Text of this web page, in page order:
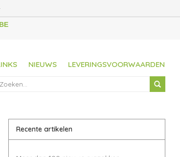
NIEUWS LEVERINGSVOORWAARDEN
Recente artikelen